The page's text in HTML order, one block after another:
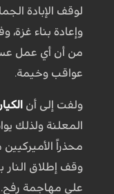
لوقف الإبادة
وإعادة بناء غزة،
من أن أي عمل
عواقب وخيمة.
ولفت إلى أن
المعلنة ولذلك
محذراً
وقف إطلاق
على مهاجمة رفح.